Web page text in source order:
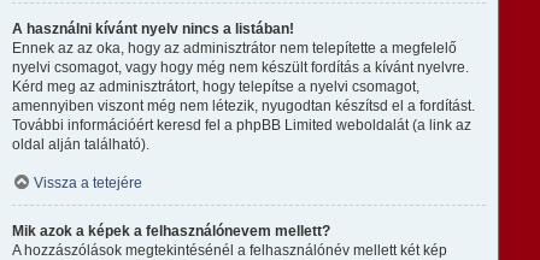
A használni kívánt nyelv nincs a listában!
Ennek az az oka, hogy az adminisztrátor nem telepítette a megfelelő
nyelvi csomagot, vagy hogy még nem készült fordítás a kívánt nyelvre.
Kérd meg az adminisztrátort, hogy telepítse a nyelvi csomagot,
amennyiben viszont még nem létezik, nyugodtan készítsd el a fordítást.
További információért keresd fel a phpBB Limited weboldalát (a link az
oldal alján található).
Vissza a tetejére
Mik azok a képek a felhasználónevem mellett?
A hozzászólások megtekintésénél a felhasználónév mellett két kép